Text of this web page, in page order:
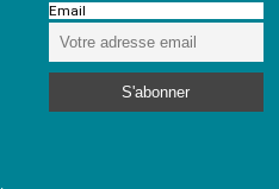
Email